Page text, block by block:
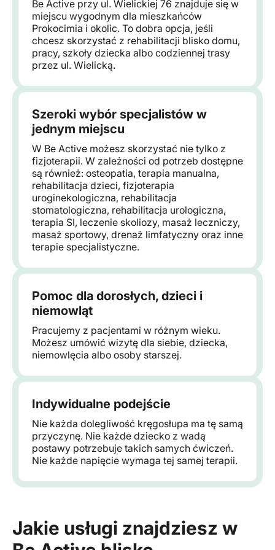
Be Active przy ul. Wielickiej 76 znajduje się w
miejscu wygodnym dla mieszkańców
Prokocimia i okolic. To dobra opcja, jeśli
chcesz skorzystać z rehabilitacji blisko domu,
pracy, szkoły dziecka albo codziennej trasy
przez ul. Wielicką.
Szeroki wybór specjalistów w
jednym miejscu
W Be Active możesz skorzystać nie tylko z
fizjoterapii. W zależności od potrzeb dostępne
są również: osteopatia, terapia manualna,
rehabilitacja dzieci, fizjoterapia
uroginekologiczna, rehabilitacja
stomatologiczna, rehabilitacja urologiczna,
terapia SI, leczenie skoliozy, masaż leczniczy,
masaż sportowy, drenaż limfatyczny oraz inne
terapie specjalistyczne.
Pomoc dla dorosłych, dzieci i
niemowląt
Pracujemy z pacjentami w różnym wieku.
Możesz umówić wizytę dla siebie, dziecka,
niemowlęcia albo osoby starszej.
Indywidualne podejście
Nie każda dolegliwość kręgosłupa ma tę samą
przyczynę. Nie każde dziecko z wadą
postawy potrzebuje takich samych ćwiczeń.
Nie każde napięcie wymaga tej samej terapii.
Jakie usługi znajdziesz w